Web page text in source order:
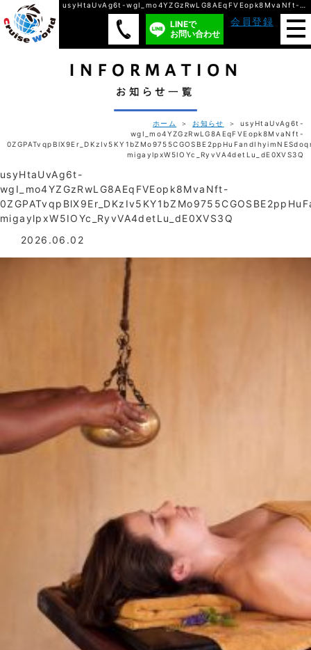
usyHtaUvAg6t-wgI_mo4YZGzRwLG8AEqFVEopk8MvaNft-0ZGPATvqpBlX9Er_DKzIv5KY1bZMo9755CGOSBE2ppHuFandIhyimNESdoqma3RwXrTL0S4JNupTYuyxy5K3D1ekiVjHlBQtx9JkqQFGXnAfZp-migaylpxW5IOYc_RyvVA4detLu_dE0XVS3Q/ 株式会社クルーズ・ワールド
LINEで
お問い合わせ
会員登録
ホーム ＞ お知らせ
＞ usyHtaUvAg6t-
wgI_mo4YZGzRwLG8AEqFVEopk8MvaNft-
migaylpxW5IOYc_RyvVA4detLu_dE0XVS3Q
usyHtaUvAg6t-
wgI_mo4YZGzRwLG8AEqFVEopk8MvaNft-
migaylpxW5IOYc_RyvVA4detLu_dE0XVS3Q
2026.06.02